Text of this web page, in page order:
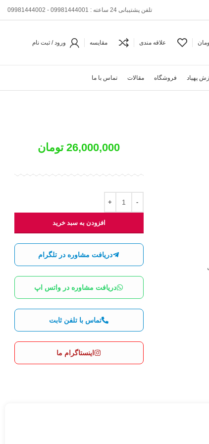
تلفن پشتیبانی 24 ساعته : 09981444001 - 09981444002
علاقه مندی مقایسه ورود / ثبت نام
پهپاد فروشگاه مقالات تماس با ما
26,000,000 تومان
افزودن به سبد خرید
دریافت مشاوره در تلگرام
دریافت مشاوره در واتس اپ
تماس با تلفن ثابت
اینستاگرام ما